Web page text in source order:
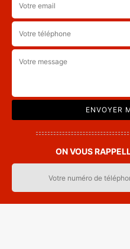
ON VOUS